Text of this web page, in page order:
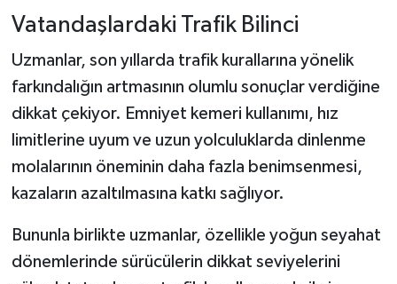
Vatandaşlardaki Trafik Bilinci
Uzmanlar, son yıllarda trafik kurallarına yönelik
farkındalığın artmasının olumlu sonuçlar verdiğine
dikkat çekiyor. Emniyet kemeri kullanımı, hız
limitlerine uyum ve uzun yolculuklarda dinlenme
molalarının öneminin daha fazla benimsenmesi,
kazaların azaltılmasına katkı sağlıyor.
Bununla birlikte uzmanlar, özellikle yoğun seyahat
dönemlerinde sürücülerin dikkat seviyelerini